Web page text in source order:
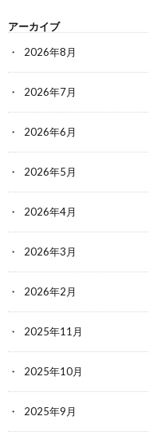
アーカイブ
2026年8月
2026年7月
2026年6月
2026年5月
2026年4月
2026年3月
2026年2月
2025年11月
2025年10月
2025年9月